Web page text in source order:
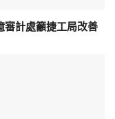
審計處籲捷工局改善